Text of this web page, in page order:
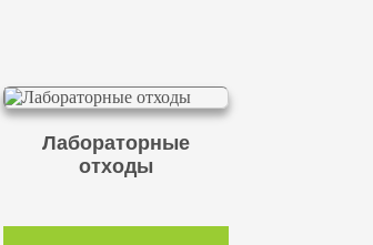
Лабораторные
отходы